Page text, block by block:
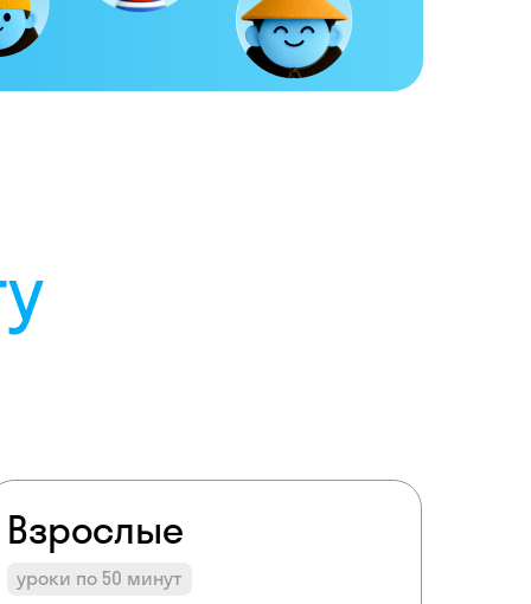
уроки по 50 минут
Взрослые